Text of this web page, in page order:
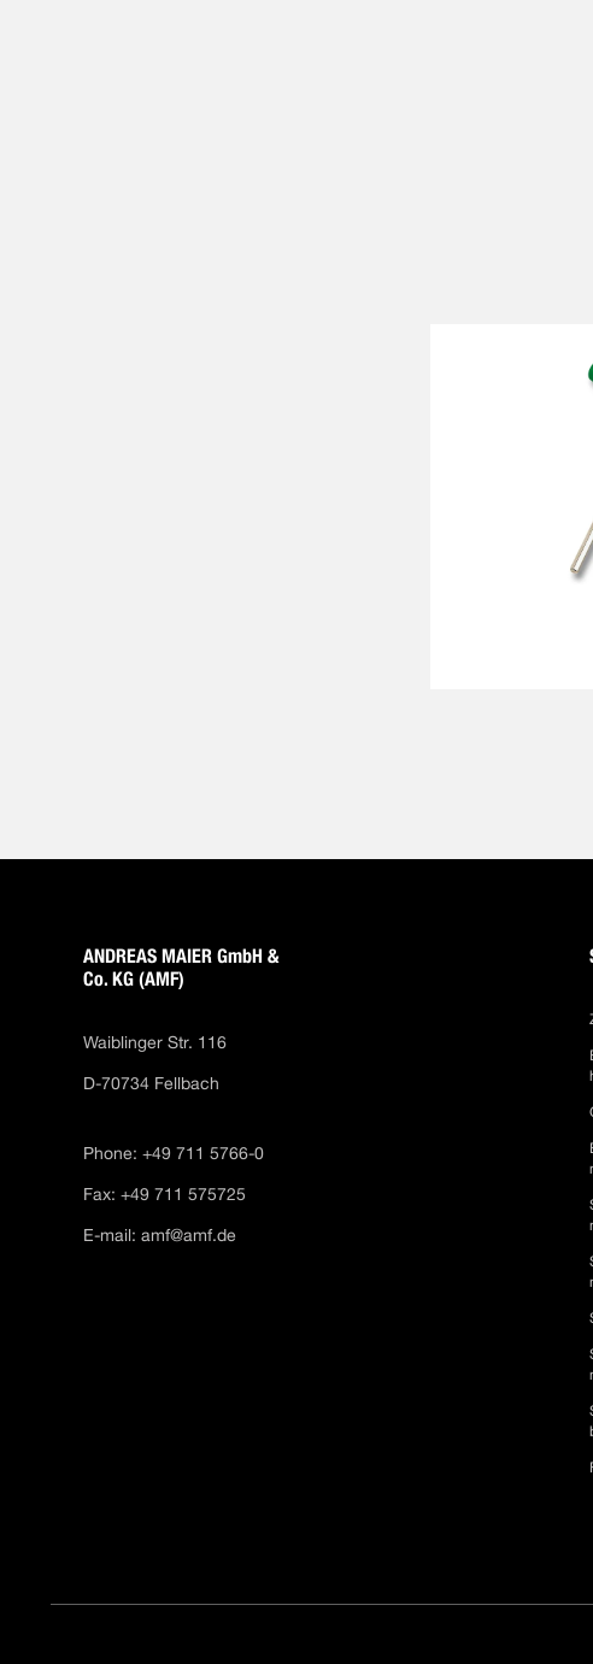
ANDREAS MAIER GmbH &
Co. KG (AMF)
Waiblinger Str. 116
D-70734 Fellbach
Phone: +49 711 5766-0
Fax: +49 711 575725
E-mail:amf@amf.de